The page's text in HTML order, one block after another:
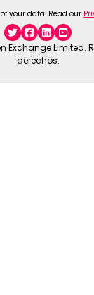
your data. Read our
TwitterFacebook
Linkedin
Exchange Limited.
derechos.